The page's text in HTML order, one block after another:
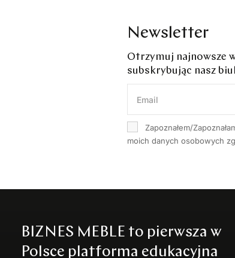
Newsletter
Otrzymuj najnowsze
subskrybując nasz
Zapoznałem/
moich danych osobowych
BIZNES MEBLE to pierwsza w
Polsce platforma edukacyjna